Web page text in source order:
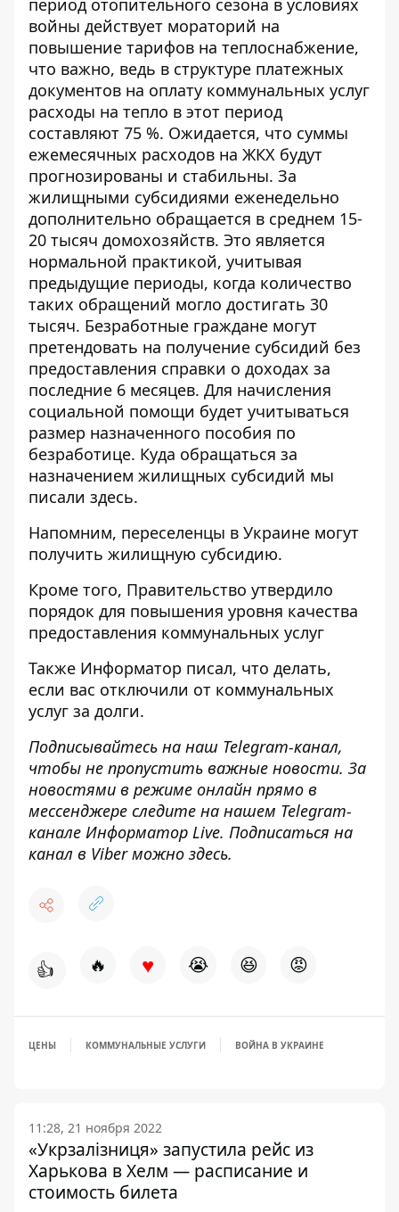
период отопительного сезона в условиях
войны действует мораторий на
повышение тарифов на теплоснабжение,
что важно, ведь в структуре платежных
документов на оплату коммунальных услуг
расходы на тепло в этот период
составляют 75 %. Ожидается, что суммы
ежемесячных расходов на ЖКХ будут
прогнозированы и стабильны. За
жилищными субсидиями еженедельно
дополнительно обращается в среднем 15-
20 тысяч домохозяйств. Это является
нормальной практикой, учитывая
предыдущие периоды, когда количество
таких обращений могло достигать 30
тысяч. Безработные граждане могут
претендовать на получение субсидий без
предоставления справки о доходах за
последние 6 месяцев. Для начисления
социальной помощи будет учитываться
размер назначенного пособия по
безработице. Куда обращаться за
назначением жилищных субсидий мы
писали здесь.
Напомним, переселенцы в Украине могут
получить жилищную субсидию.
Кроме того, Правительство утвердило
порядок для повышения уровня качества
предоставления коммунальных услуг
Также Информатор писал, что делать,
если вас отключили от коммунальных
услуг за долги.
Подписывайтесь на наш Telegram-канал,
чтобы не пропустить важные новости. За
новостями в режиме онлайн прямо в
мессенджере следите на нашем Telegram-
канале Информатор Live. Подписаться на
канал в Viber можно здесь.
👍 🔥 ♥ 😭 😆 😡
ЦЕНЫ КОММУНАЛЬНЫЕ УСЛУГИ ВОЙНА В УКРАИНЕ
11:28, 21 ноября 2022
«Укрзалізниця» запустила рейс из
Харькова в Хелм — расписание и
стоимость билета